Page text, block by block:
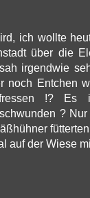
ich wollte
über die
irgendwie
noch Entchen
!? Es
?
auf der Wiese